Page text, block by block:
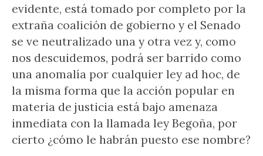
evidente, está tomado por completo por la
extraña coalición de gobierno y el Senado
se ve neutralizado una y otra vez y, como
nos descuidemos, podrá ser barrido como
una anomalía por cualquier ley ad hoc, de
la misma forma que la acción popular en
materia de justicia está bajo amenaza
inmediata con la llamada ley Begoña, por
cierto ¿cómo le habrán puesto ese nombre?